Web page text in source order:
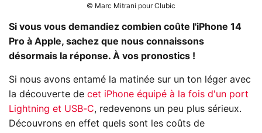
© Marc Mitrani pour Clubic
Si vous vous demandiez combien coûte l'iPhone 14
Pro à Apple, sachez que nous connaissons
désormais la réponse. À vos pronostics !
Si nous avons entamé la matinée sur un ton léger avec
la découverte de cet iPhone équipé à la fois d'un port
Lightning et USB-C, redevenons un peu plus sérieux.
Découvrons en effet quels sont les coûts de